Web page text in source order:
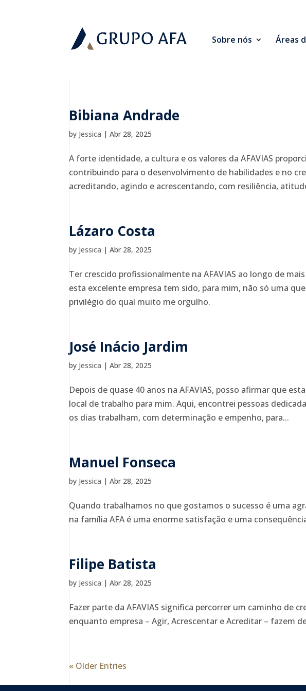
Sobre nós Áreas
Bibiana Andrade
by Jessica |Abr 28, 2025
A forte identidade, a cultura e os valores da AFAVIAS
contribuindo para o desenvolvimento de habilidades e no
acreditando, agindo e acrescentando, com resiliência,
Lázaro Costa
by Jessica |Abr 28, 2025
Ter crescido profissionalmente na AFAVIAS ao longo de
esta excelente empresa tem sido, para mim, não só uma
privilégio do qual muito me orgulho.
José Inácio Jardim
by Jessica |Abr 28, 2025
Depois de quase 40 anos na AFAVIAS, posso afirmar que
local de trabalho para mim. Aqui, encontrei pessoas
os dias trabalham, com determinação e empenho, para...
Manuel Fonseca
by Jessica |Abr 28, 2025
Quando trabalhamos no que gostamos o sucesso é uma
na família AFA é uma enorme satisfação e uma
Filipe Batista
by Jessica |Abr 28, 2025
Fazer parte da AFAVIAS significa percorrer um caminho de
enquanto empresa – Agir, Acrescentar e Acreditar – fazem
« Older Entries